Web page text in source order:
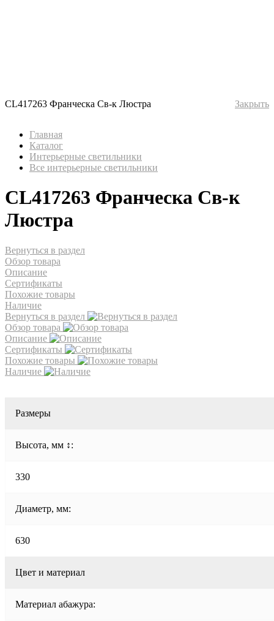
CL417263 Франческа Св-к Люстра Закрыть
Главная
Каталог
Интерьерные светильники
Все интерьерные светильники
CL417263 Франческа Св-к
Люстра
Вернуться в раздел
Обзор товара
Описание
Сертификаты
Похожие товары
Наличие
Вернуться в раздел
Обзор товара
Описание
Сертификаты
Похожие товары
Наличие
Размеры
Высота, мм ↕:
330
Диаметр, мм:
630
Цвет и материал
Материал абажура: